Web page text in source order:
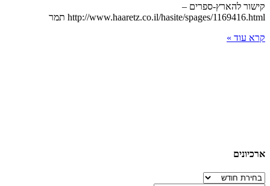
קישור להארץ-ספרים –
http://www.haaretz.co.il/hasite/spages/1169416.html תמר
קרא עוד »
ארכיונים
ארכיונים